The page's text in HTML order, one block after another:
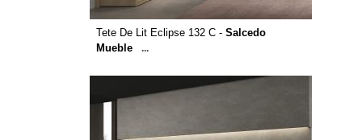
Tete De Lit Eclipse 132 C - Salcedo
Mueble
...